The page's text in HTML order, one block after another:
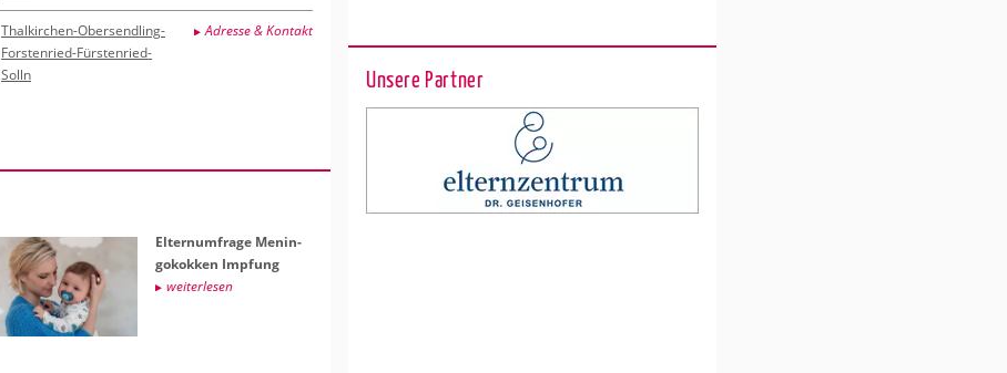
Thalkirchen-Obersendling-
Forstenried-Fürstenried-
Solln
Adresse & Kontakt
El­tern­um­fra­ge Me­nin­
go­kok­ken Imp­fung
wei­ter­le­sen
Unsere Partner